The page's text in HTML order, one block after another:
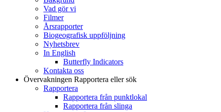
Vad gör vi
Filmer
Årsrapporter
Biogeografisk uppföljning
Nyhetsbrev
In English
Butterfly Indicators
Kontakta oss
Övervakningen Rapportera eller sök
Rapportera
Rapportera från punktlokal
Rapportera från slinga